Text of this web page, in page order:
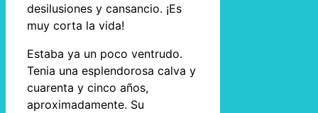
desilusiones y cansancio. ¡Es
muy corta la vida!
Estaba ya un poco ventrudo.
Tenia una esplendorosa calva y
cuarenta y cinco años,
aproximadamente. Su